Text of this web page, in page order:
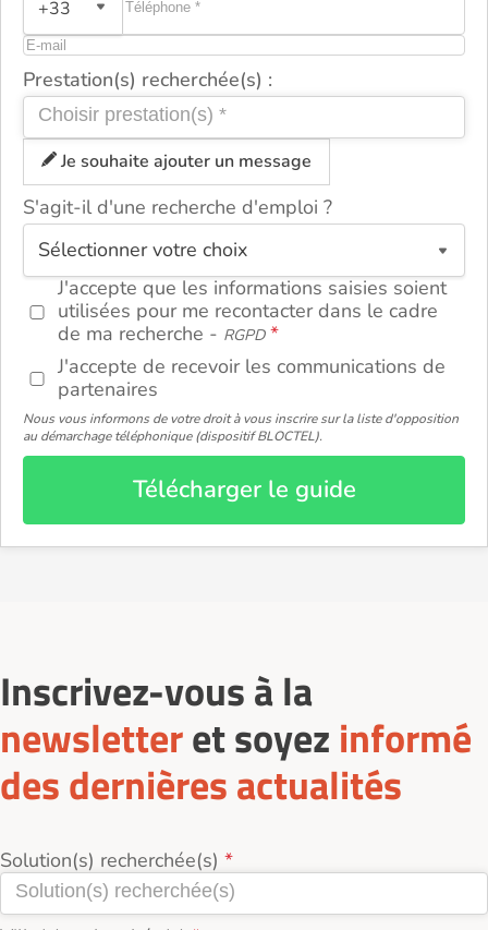
+33
Prestation(s) recherchée(s) :
Je souhaite ajouter un message
S'agit-il d'une recherche d'emploi ?
J'accepte que les informations saisies soient
utilisées pour me recontacter dans le cadre
de ma recherche - RGPD
J'accepte de recevoir les communications de
partenaires
Nous vous informons de votre droit à vous inscrire sur la liste d'opposition
au démarchage téléphonique (dispositif BLOCTEL).
Télécharger le guide
ou
Inscrivez-vous à la
newsletteret soyez informé
des dernières actualités
Solution(s) recherchée(s)